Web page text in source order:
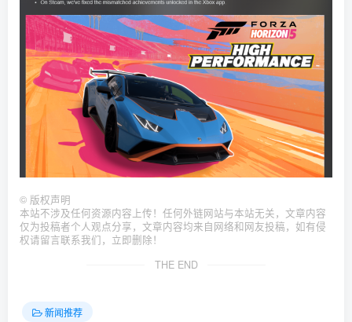
© 版权声明
本站不涉及任何资源内容上传！任何外链网站与本站无关，文章内容
仅为投稿者个人观点分享，文章内容均来自网络和网友投稿，如有侵
权请留言联系我们，立即删除！
THE END
新闻推荐